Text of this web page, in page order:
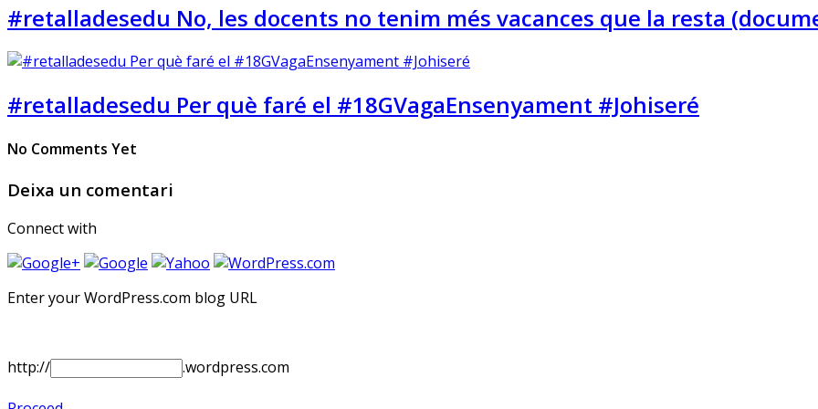
#retalladesedu No, les docents no tenim més vacances que la resta
#retalladesedu Per què faré el #18GVagaEnsenyament #Johiseré
No Comments Yet
Deixa un comentari
Connect with
Enter your WordPress.com blog URL
http:// .wordpress.com